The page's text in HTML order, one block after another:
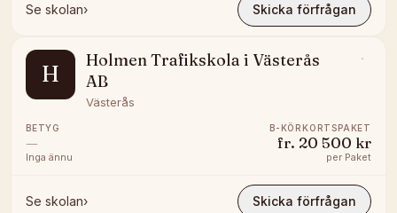
Se skolan› Skicka förfrågan
H
Holmen Trafikskola i Västerås
AB
Västerås
BETYG
—
Inga ännu
B-KÖRKORTSPAKET
fr. 20 500 kr
per Paket
Se skolan› Skicka förfrågan